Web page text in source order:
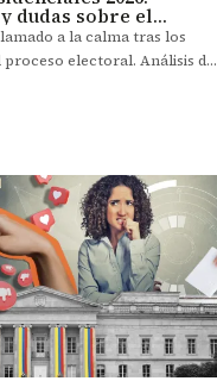
dudas sobre el
a la calma tras los
electoral. Análisis del